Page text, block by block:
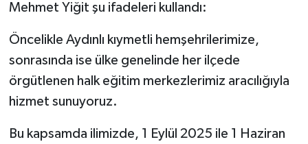
Mehmet Yiğit şu ifadeleri kullandı:
Öncelikle Aydınlı kıymetli hemşehrilerimize,
sonrasında ise ülke genelinde her ilçede
örgütlenen halk eğitim merkezlerimiz aracılığıyla
hizmet sunuyoruz.
Bu kapsamda ilimizde, 1 Eylül 2025 ile 1 Haziran